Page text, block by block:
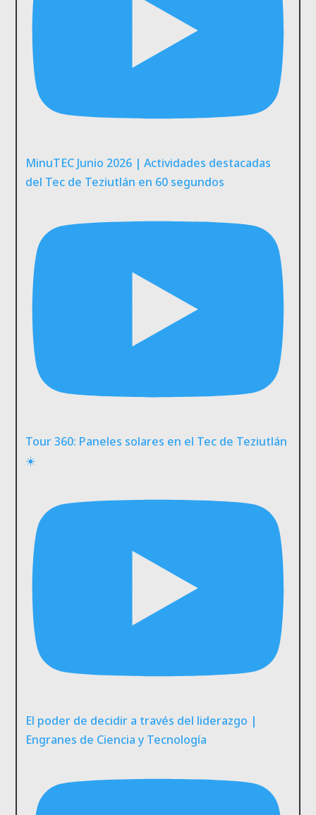
MinuTEC Junio 2026 | Actividades destacadas
del Tec de Teziutlán en 60 segundos
Tour 360: Paneles solares en el Tec de Teziutlán
☀️
El poder de decidir a través del liderazgo |
Engranes de Ciencia y Tecnología